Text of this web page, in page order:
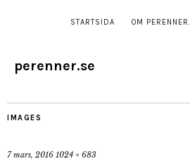
STARTSIDA OM
perenner.se
IMAGES
7 mars, 2016 1024 × 683